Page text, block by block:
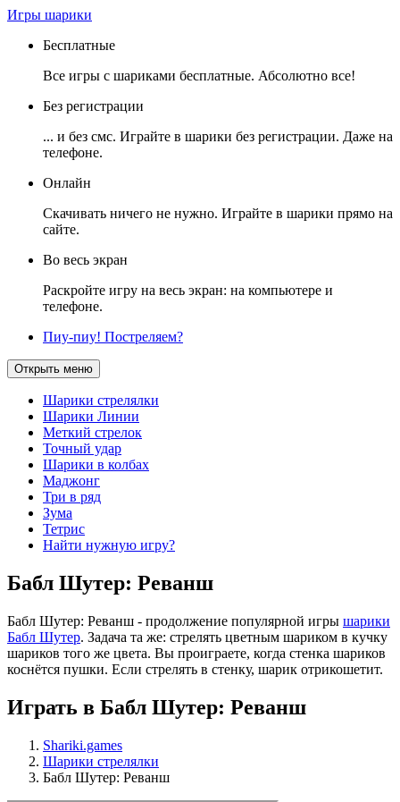
Игры шарики
Бесплатные
Все игры с шариками бесплатные. Абсолютно все!
Без регистрации
... и без смс. Играйте в шарики без регистрации. Даже на
телефоне.
Онлайн
Скачивать ничего не нужно. Играйте в шарики прямо на
сайте.
Во весь экран
Раскройте игру на весь экран: на компьютере и
телефоне.
Пиу-пиу! Постреляем?
Открыть меню
Шарики стрелялки
Шарики Линии
Меткий стрелок
Точный удар
Шарики в колбах
Маджонг
Три в ряд
Зума
Тетрис
Найти нужную игру?
Бабл Шутер: Реванш
Бабл Шутер: Реванш - продолжение популярной игры шарики
Бабл Шутер. Задача та же: стрелять цветным шариком в кучку
шариков того же цвета. Вы проиграете, когда стенка шариков
коснётся пушки. Если стрелять в стенку, шарик отрикошетит.
Играть в Бабл Шутер: Реванш
Shariki.games
Шарики стрелялки
Бабл Шутер: Реванш